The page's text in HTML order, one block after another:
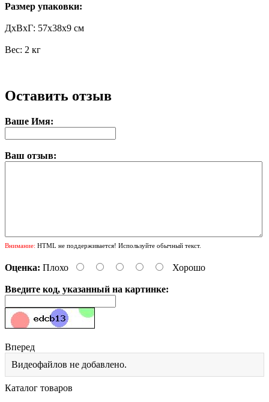
Размер упаковки:
ДxВxГ: 57x38x9 см
Вес: 2 кг
Оставить отзыв
Ваше Имя:
Ваш отзыв:
Внимание: HTML не поддерживается! Используйте обычный текст.
Оценка: Плохо Хорошо
Введите код, указанный на картинке:
Вперед
Видеофайлов не добавлено.
Каталог товаров